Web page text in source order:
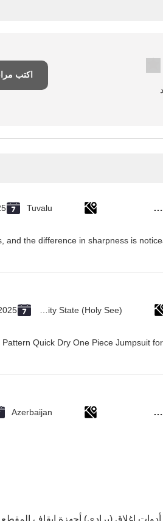
اكتب
Combination Abs Open Padlock Hasp Lockout Station Board
Tuvalu
Quick Dry One Piece Jumpsuit for
Combination Abs Open Padlock Hasp Lockout Station Board
Azerbaijan
إغلاق (برادي),أجهزة إيقاف المقطع